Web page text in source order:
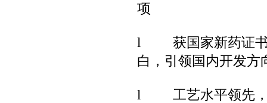
项
l 获国家新药证
白，引领国内开发方
l 工艺水平领先